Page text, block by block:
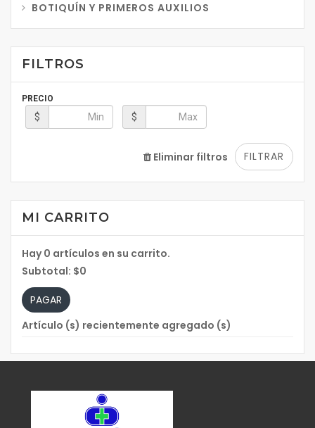
BOTIQUÍN Y PRIMEROS AUXILIOS
FILTROS
PRECIO
$ $
FILTRAR
Eliminar filtros
MI CARRITO
Hay0 artículos en su carrito.
Subtotal: $0
PAGAR
Artículo (s) recientemente agregado (s)